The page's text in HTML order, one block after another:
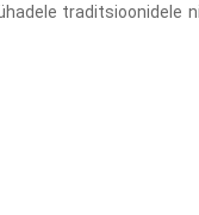
traditsioonidele